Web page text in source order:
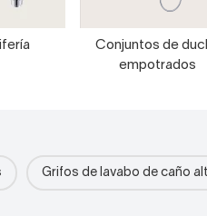
Conjuntos de
empotrados
Grifos de lavabo de caño